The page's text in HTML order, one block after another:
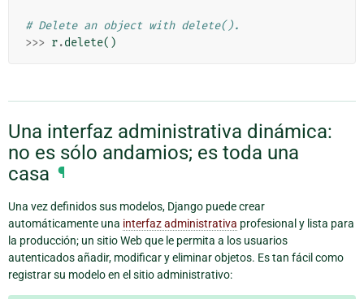
# Delete an object with delete().
>>> r.delete()
Una interfaz administrativa dinámica:
no es sólo andamios; es toda una
casa ¶
Una vez definidos sus modelos, Django puede crear
automáticamente una interfaz administrativa profesional y lista para
la producción; un sitio Web que le permita a los usuarios
autenticados añadir, modificar y eliminar objetos. Es tan fácil como
registrar su modelo en el sitio administrativo: